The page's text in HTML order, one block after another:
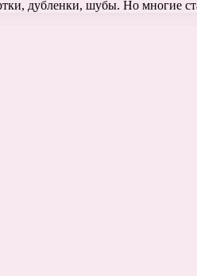
дубленки, шубы. Но многие